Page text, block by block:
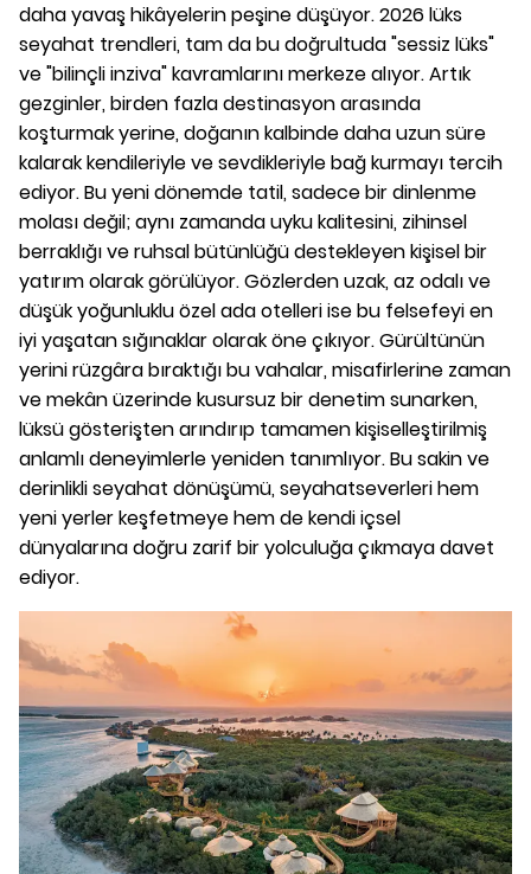
daha yavaş hikâyelerin peşine düşüyor. 2026 lüks
seyahat trendleri, tam da bu doğrultuda "sessiz lüks"
ve "bilinçli inziva" kavramlarını merkeze alıyor. Artık
gezginler, birden fazla destinasyon arasında
koşturmak yerine, doğanın kalbinde daha uzun süre
kalarak kendileriyle ve sevdikleriyle bağ kurmayı tercih
ediyor. Bu yeni dönemde tatil, sadece bir dinlenme
molası değil; aynı zamanda uyku kalitesini, zihinsel
berraklığı ve ruhsal bütünlüğü destekleyen kişisel bir
yatırım olarak görülüyor. Gözlerden uzak, az odalı ve
düşük yoğunluklu özel ada otelleri ise bu felsefeyi en
iyi yaşatan sığınaklar olarak öne çıkıyor. Gürültünün
yerini rüzgâra bıraktığı bu vahalar, misafirlerine zaman
ve mekân üzerinde kusursuz bir denetim sunarken,
lüksü gösterişten arındırıp tamamen kişiselleştirilmiş
anlamlı deneyimlerle yeniden tanımlıyor. Bu sakin ve
derinlikli seyahat dönüşümü, seyahatseverleri hem
yeni yerler keşfetmeye hem de kendi içsel
dünyalarına doğru zarif bir yolculuğa çıkmaya davet
ediyor.